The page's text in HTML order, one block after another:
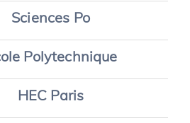
Sciences Po
Polytechnique
HEC Paris